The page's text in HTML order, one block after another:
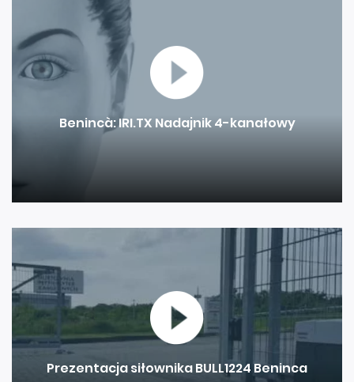
pierwszym miejscu
Benincà: IRI.TX Nadajnik 4-kanałowy
Prezentacja siłownika BULL1224 Beninca